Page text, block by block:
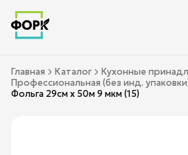
Главная Каталог
Кухонные
Профессиональная (без инд.
Фольга 29см х 50м 9 мкм (15)